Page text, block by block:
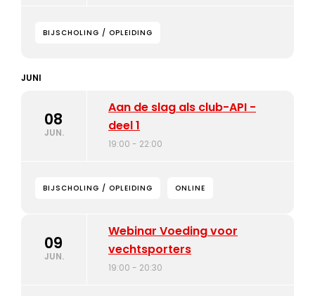
BIJSCHOLING / OPLEIDING
JUNI
08
JUN.
Aan de slag als club-API -
deel 1
19:00 - 22:00
BIJSCHOLING / OPLEIDING ONLINE
09
JUN.
Webinar Voeding voor
vechtsporters
19:00 - 20:30